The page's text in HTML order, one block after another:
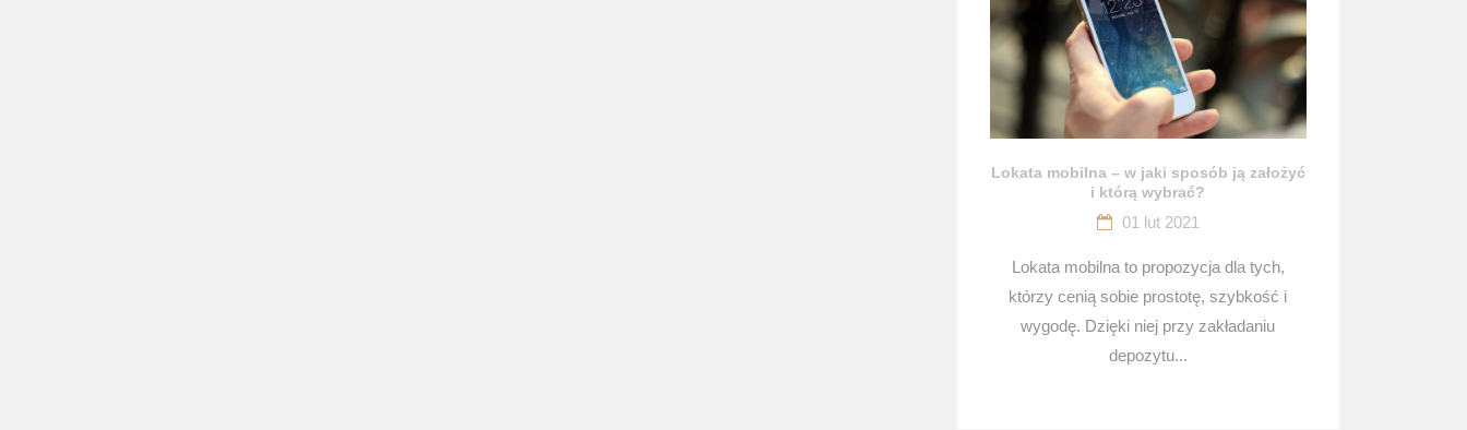
Lokata mobilna – w jaki sposób ją założyć
i którą wybrać?
01 lut 2021
Lokata mobilna to propozycja dla tych,
którzy cenią sobie prostotę, szybkość i
wygodę. Dzięki niej przy zakładaniu
depozytu...